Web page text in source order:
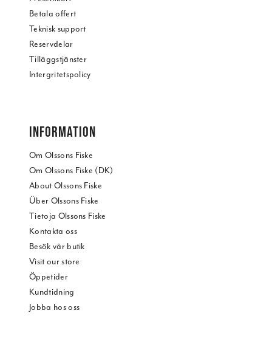
Betala offert
Teknisk support
Reservdelar
Tilläggstjänster
Intergritetspolicy
INFORMATION
Om Olssons Fiske
Om Olssons Fiske (DK)
About Olssons Fiske
Über Olssons Fiske
Tietoja Olssons Fiske
Kontakta oss
Besök vår butik
Visit our store
Öppetider
Kundtidning
Jobba hos oss